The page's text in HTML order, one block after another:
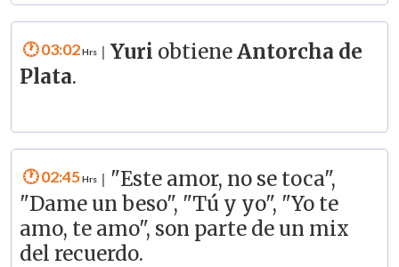
03:02 Yuri obtieneAntorcha de
Plata.
02:45
"Este amor, no se toca",
"Dame un beso", "Tú y yo", "Yo te
amo, te amo", son parte de un mix
del recuerdo.